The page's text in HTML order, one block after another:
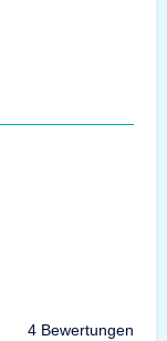
4 Bewertungen